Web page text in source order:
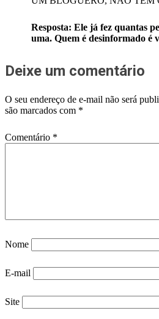
Resposta: Ele já fez quantas
uma. Quem é desinformado é
Deixe um comentário
O seu endereço de e-mail não será
são marcados com *
Comentário *
Nome
E-mail
Site